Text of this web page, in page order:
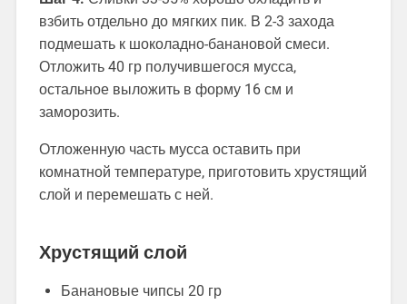
взбить отдельно до мягких пик. В 2-3 захода
подмешать к шоколадно-банановой смеси.
Отложить 40 гр получившегося мусса,
остальное выложить в форму 16 см и
заморозить.
Отложенную часть мусса оставить при
комнатной температуре, приготовить хрустящий
слой и перемешать с ней.
Хрустящий слой
Банановые чипсы 20 гр